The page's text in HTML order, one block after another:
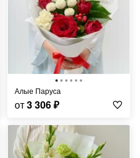
Алые Паруса
от3 306₽